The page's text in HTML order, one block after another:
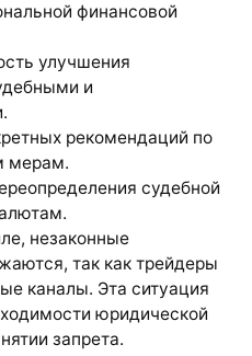
финансовой
улучшения
и
рекомендаций по
мерам.
судебной
незаконные
так как трейдеры
каналы. Эта ситуация
юридической
запрета.